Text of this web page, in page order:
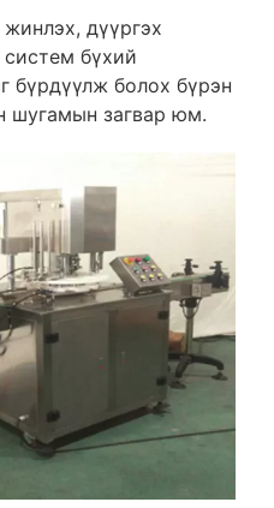
дүүргэх
бүхий
бүрдүүлж болох бүрэн
шугамын загвар юм.